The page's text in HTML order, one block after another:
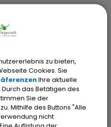
Beantragung der
Beurkundung
zu bieten,
Cookies. Sie
Ihre aktuelle
das Betätigen des
Sie der
Mithilfe des Buttons "Alle
nicht